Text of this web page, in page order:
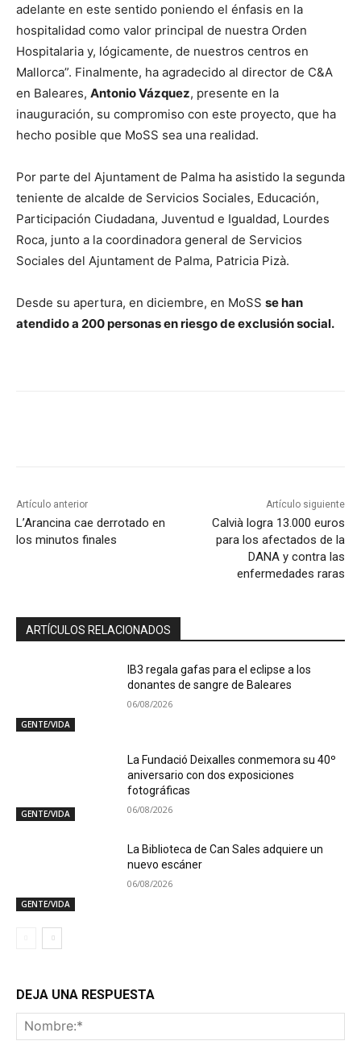
adelante en este sentido poniendo el énfasis en la
hospitalidad como valor principal de nuestra Orden
Hospitalaria y, lógicamente, de nuestros centros en
Mallorca”. Finalmente, ha agradecido al director de C&A
en Baleares, Antonio Vázquez, presente en la
inauguración, su compromiso con este proyecto, que ha
hecho posible que MoSS sea una realidad.
Por parte del Ajuntament de Palma ha asistido la segunda
teniente de alcalde de Servicios Sociales, Educación,
Participación Ciudadana, Juventud e Igualdad, Lourdes
Roca, junto a la coordinadora general de Servicios
Sociales del Ajuntament de Palma, Patricia Pizà.
Desde su apertura, en diciembre, en MoSS se han
atendido a 200 personas en riesgo de exclusión social.
Artículo anterior
L’Arancina cae derrotado en
los minutos finales
Artículo siguiente
Calvià logra 13.000 euros
para los afectados de la
DANA y contra las
enfermedades raras
ARTÍCULOS RELACIONADOS
GENTE/VIDA
IB3 regala gafas para el eclipse a los
donantes de sangre de Baleares
06/08/2026
GENTE/VIDA
La Fundació Deixalles conmemora su 40º
aniversario con dos exposiciones
fotográficas
06/08/2026
GENTE/VIDA
La Biblioteca de Can Sales adquiere un
nuevo escáner
06/08/2026
DEJA UNA RESPUESTA